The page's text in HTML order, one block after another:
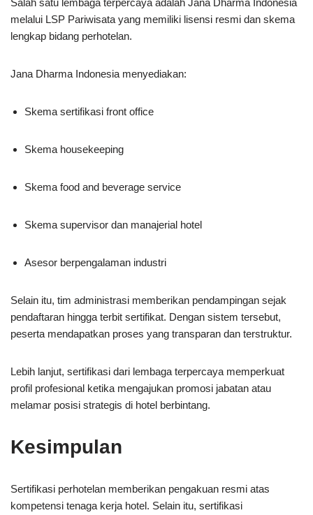
melalui LSP Pariwisata yang memiliki lisensi resmi dan skema
lengkap bidang perhotelan.
Jana Dharma Indonesia menyediakan:
Skema sertifikasi front office
Skema housekeeping
Skema food and beverage service
Skema supervisor dan manajerial hotel
Asesor berpengalaman industri
Selain itu, tim administrasi memberikan pendampingan sejak
pendaftaran hingga terbit sertifikat. Dengan sistem tersebut,
peserta mendapatkan proses yang transparan dan terstruktur.
Lebih lanjut, sertifikasi dari lembaga terpercaya memperkuat
profil profesional ketika mengajukan promosi jabatan atau
melamar posisi strategis di hotel berbintang.
Kesimpulan
Sertifikasi perhotelan memberikan pengakuan resmi atas
kompetensi tenaga kerja hotel. Selain itu, sertifikasi